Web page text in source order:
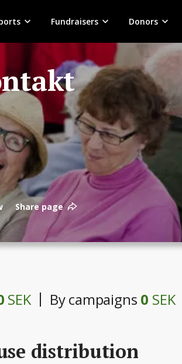
Fundraisers Donors
Share page
SEK By campaigns 0 SEK
distribution